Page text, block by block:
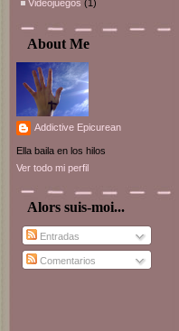
Videojuegos (1)
About Me
Addictive Epicurean
Ella baila en los hilos
Ver todo mi perfil
Alors suis-moi...
Entradas
Comentarios